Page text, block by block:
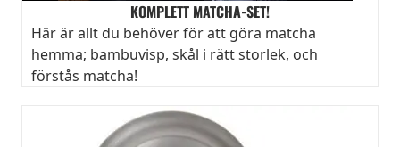
KOMPLETT MATCHA-SET!
Här är allt du behöver för att göra matcha
hemma; bambuvisp, skål i rätt storlek, och
förstås matcha!